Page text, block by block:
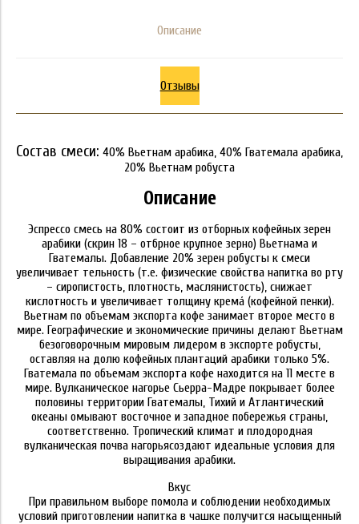
Описание
Отзывы
Состав смеси: 40% Вьетнам арабика, 40% Гватемала арабика,
20% Вьетнам робуста
Описание
Эспрессо смесь на 80% состоит из отборных кофейных зерен
арабики (скрин 18 – отбрное крупное зерно) Вьетнама и
Гватемалы. Добавление 20% зерен робусты к смеси
увеличивает тельность (т.е. физические свойства напитка во рту
– сиропистость, плотность, маслянистость), снижает
кислотность и увеличивает толщину кремá (кофейной пенки).
Вьетнам по объемам экспорта кофе занимает второе место в
мире. Географические и экономические причины делают Вьетнам
безоговорочным мировым лидером в экспорте робусты,
оставляя на долю кофейных плантаций арабики только 5%.
Гватемала по объемам экспорта кофе находится на 11 месте в
мире. Вулканическое нагорье Сьерра-Мадре покрывает более
половины территории Гватемалы, Тихий и Атлантический
океаны омывают восточное и западное побережья страны,
соответственно. Тропический климат и плодородная
вулканическая почва нагорьясоздают идеальные условия для
выращивания арабики.
Вкус
При правильном выборе помола и соблюдении необходимых
условий приготовлении напитка в чашке получится насыщенный